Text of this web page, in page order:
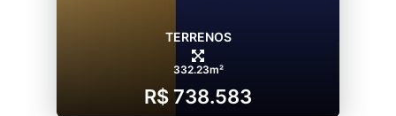
TERRENOS
332.23m²
R$ 738.583